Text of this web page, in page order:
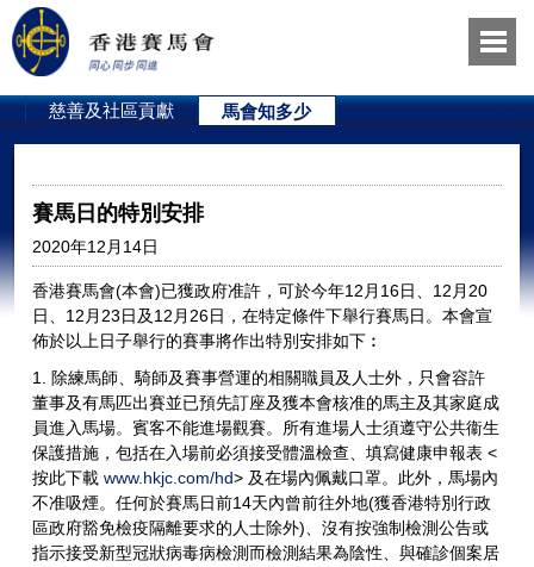
慈善及社區貢獻 馬會知多少
賽馬日的特別安排
2020年12月14日
香港賽馬會(本會)已獲政府准許，可於今年12月16日、12月20
日、12月23日及12月26日，在特定條件下舉行賽馬日。本會宣
佈於以上日子舉行的賽事將作出特別安排如下︰
1. 除練馬師、騎師及賽事營運的相關職員及人士外，只會容許
董事及有馬匹出賽並已預先訂座及獲本會核准的馬主及其家庭成
員進入馬場。賓客不能進場觀賽。所有進場人士須遵守公共衞生
保護措施，包括在入場前必須接受體溫檢查、填寫健康申報表 <
按此下載www.hkjc.com/hd> 及在場內佩戴口罩。此外，馬場內
不准吸煙。任何於賽馬日前14天內曾前往外地(獲香港特別行政
區政府豁免檢疫隔離要求的人士除外)、沒有按強制檢測公告或
指示接受新型冠狀病毒病檢測而檢測結果為陰性、與確診個案居